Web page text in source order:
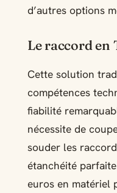
d’autres options
Le raccord en
Cette solution
compétences
fiabilité
nécessite de
souder les
étanchéité
euros en matériel